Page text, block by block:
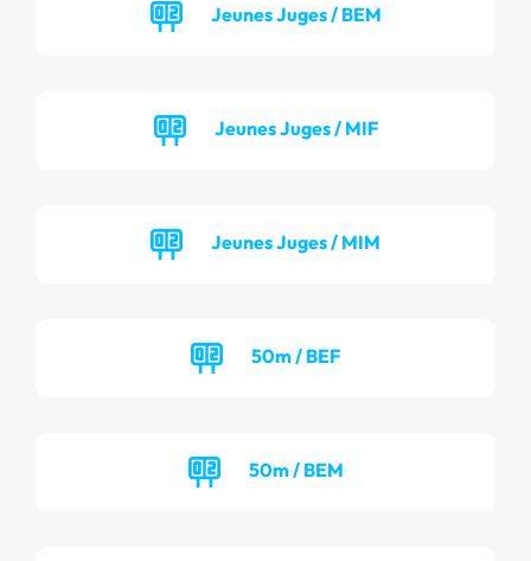
Jeunes Juges / BEM
Jeunes Juges / MIF
Jeunes Juges / MIM
50m / BEF
50m / BEM